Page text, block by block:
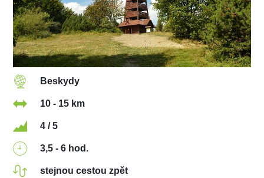
Beskydy
10 - 15 km
4 / 5
3,5 - 6 hod.
stejnou cestou zpět